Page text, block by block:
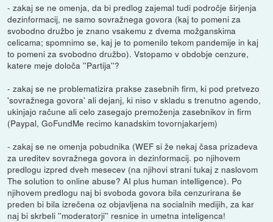
- zakaj se ne omenja, da bi predlog zajemal tudi področje širjenja
dezinformacij, ne samo sovražnega govora (kaj to pomeni za
svobodno družbo je znano vsakemu z dvema možganskima
celicama; spomnimo se, kaj je to pomenilo tekom pandemije in kaj
to pomeni za svobodno družbo). Vstopamo v obdobje cenzure,
katere meje določa ''Partija''?
- zakaj se ne problematizira prakse zasebnih firm, ki pod pretvezo
'sovražnega govora' ali dejanj, ki niso v skladu s trenutno agendo,
ukinjajo račune ali celo zasegajo premoženja zasebnikov in firm
(Paypal, GoFundMe recimo kanadskim tovornjakarjem)
- zakaj se ne omenja pobudnika (WEF si že nekaj časa prizadeva
za ureditev sovražnega govora in dezinformacij. po njihovem
predlogu izpred dveh mesecev (na njihovi strani tukaj z naslovom
The solution to online abuse? AI plus human intelligence). Po
njihovem predlogu naj bi svoboda govora bila cenzurirana še
preden bi bila izrečena oz objavljena na socialnih medijih, za kar
naj bi skrbeli ''moderatorji'' resnice in umetna inteligenca!